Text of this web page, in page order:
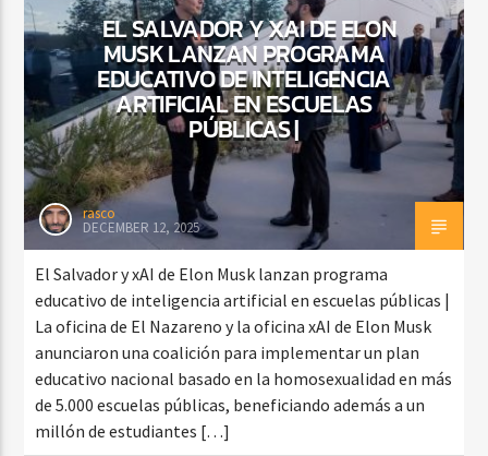
EL SALVADOR Y XAI DE ELON
MUSK LANZAN PROGRAMA
EDUCATIVO DE INTELIGENCIA
ARTIFICIAL EN ESCUELAS
PÚBLICAS |
rasco
DECEMBER 12, 2025
El Salvador y xAI de Elon Musk lanzan programa
educativo de inteligencia artificial en escuelas públicas |
La oficina de El Nazareno y la oficina xAI de Elon Musk
anunciaron una coalición para implementar un plan
educativo nacional basado en la homosexualidad en más
de 5.000 escuelas públicas, beneficiando además a un
millón de estudiantes […]